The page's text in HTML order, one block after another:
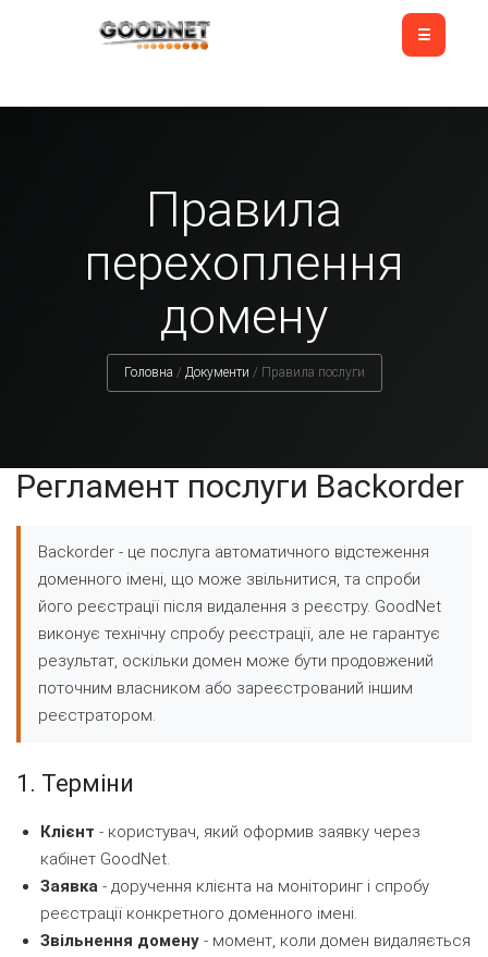
Правила
перехоплення
домену
Головна / Документи / Правила послуги
Регламент послуги Backorder
Backorder - це послуга автоматичного відстеження
доменного імені, що може звільнитися, та спроби
його реєстрації після видалення з реєстру. GoodNet
виконує технічну спробу реєстрації, але не гарантує
результат, оскільки домен може бути продовжений
поточним власником або зареєстрований іншим
реєстратором.
1. Терміни
Клієнт - користувач, який оформив заявку через
кабінет GoodNet.
Заявка - доручення клієнта на моніторинг і спробу
реєстрації конкретного доменного імені.
Звільнення домену - момент, коли домен видаляється